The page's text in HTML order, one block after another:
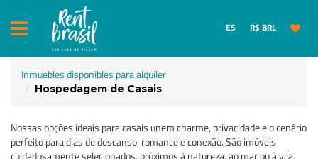
ES R$ BRL
Inmuebles disponibles para alquiler
Hospedagem de Casais
Nossas opções ideais para casais unem charme, privacidade e o cenário
perfeito para dias de descanso, romance e conexão. São imóveis
cuidadosamente selecionados, próximos à natureza, ao mar ou à vila,